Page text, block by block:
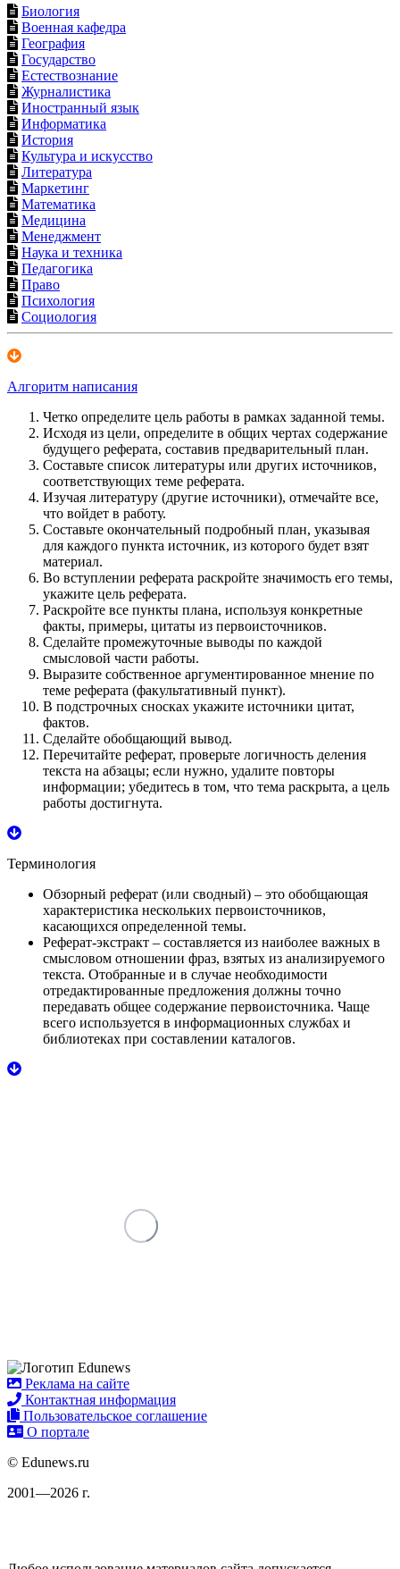
Биология
Военная кафедра
География
Государство
Естествознание
Журналистика
Иностранный язык
Информатика
История
Культура и искусство
Литература
Маркетинг
Математика
Медицина
Менеджмент
Наука и техника
Педагогика
Право
Психология
Социология
Алгоритм написания
Четко определите цель работы в рамках заданной темы.
Исходя из цели, определите в общих чертах содержание
будущего реферата, составив предварительный план.
Составьте список литературы или других источников,
соответствующих теме реферата.
Изучая литературу (другие источники), отмечайте все,
что войдет в работу.
Составьте окончательный подробный план, указывая
для каждого пункта источник, из которого будет взят
материал.
Во вступлении реферата раскройте значимость его темы,
укажите цель реферата.
Раскройте все пункты плана, используя конкретные
факты, примеры, цитаты из первоисточников.
Сделайте промежуточные выводы по каждой
смысловой части работы.
Выразите собственное аргументированное мнение по
теме реферата (факультативный пункт).
В подстрочных сносках укажите источники цитат,
фактов.
Сделайте обобщающий вывод.
Перечитайте реферат, проверьте логичность деления
текста на абзацы; если нужно, удалите повторы
информации; убедитесь в том, что тема раскрыта, а цель
работы достигнута.
Терминология
Обзорный реферат (или сводный) – это обобщающая
характеристика нескольких первоисточников,
касающихся определенной темы.
Реферат-экстракт – составляется из наиболее важных в
смысловом отношении фраз, взятых из анализируемого
текста. Отобранные и в случае необходимости
отредактированные предложения должны точно
передавать общее содержание первоисточника. Чаще
всего используется в информационных службах и
библиотеках при составлении каталогов.
Реклама на сайте
Контактная информация
Пользовательское соглашение
О портале
© Edunews.ru
2001—2026 г.